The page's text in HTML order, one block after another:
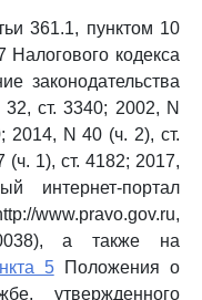
361.1, пунктом 10
Налогового кодекса
законодательства
ст. 3340; 2002, N
2014, N 40 (ч. 2), ст.
1), ст. 4182; 2017,
интернет-портал
а также на
5Положения о
утвержденного